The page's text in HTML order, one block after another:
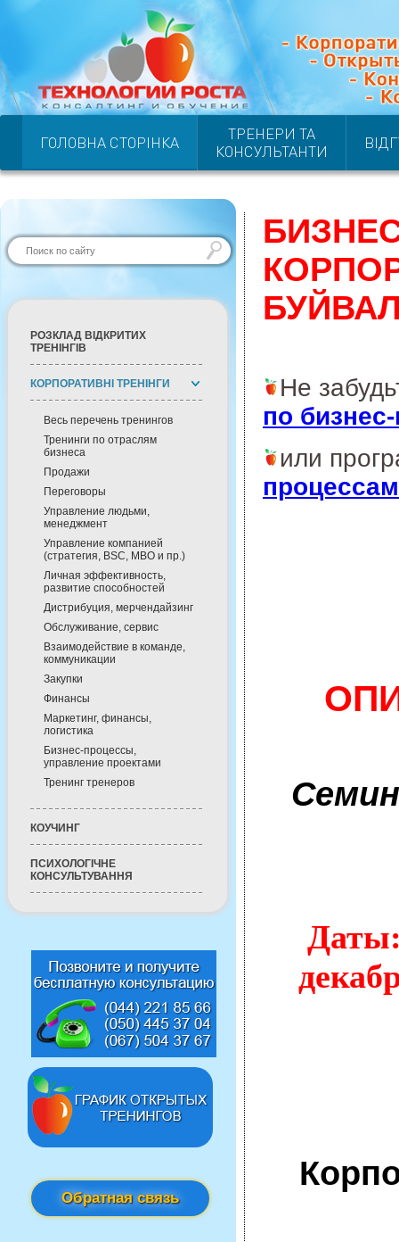
ГОЛОВНА СТОРІНКА
ТРЕНЕРИ ТА
КОНСУЛЬТАНТИ
РОЗКЛАД ВІДКРИТИХ
ТРЕНІНГІВ
КОРПОРАТИВНІ ТРЕНІНГИ
Весь перечень тренингов
Тренинги по отраслям
бизнеса
Продажи
Переговоры
Управление людьми,
менеджмент
Управление компанией
(стратегия, BSC, MBO и пр.)
Личная эффективность,
развитие способностей
Дистрибуция, мерчендайзинг
Обслуживание, сервис
Взаимодействие в команде,
коммуникации
Закупки
Финансы
Маркетинг, финансы,
логистика
Бизнес-процессы,
управление проектами
Тренинг тренеров
КОУЧИНГ
ПСИХОЛОГІЧНЕ
КОНСУЛЬТУВАННЯ
Обратная связь
Не
по
или
процессам